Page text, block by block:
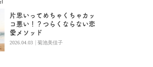
片思いってめちゃくちゃカッ
コ悪い！？つらくならない恋
愛メソッド
2026.04.03 | 菊池美佳子